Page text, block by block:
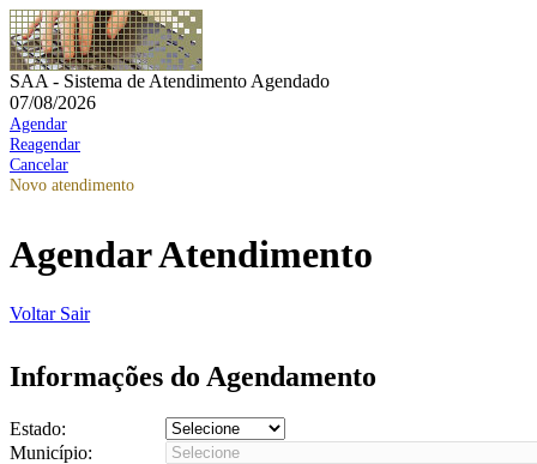
SAA - Sistema de Atendimento Agendado
07/08/2026
Agendar
Reagendar
Cancelar
Novo atendimento
Agendar Atendimento
Voltar Sair
Informações do Agendamento
Estado:
Município: